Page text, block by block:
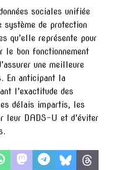
sociales unifiée
de protection
qu’elle représente pour
le bon fonctionnement
une meilleure
En anticipant la
l’exactitude des
délais impartis, les
leur DADS-U et d’éviter